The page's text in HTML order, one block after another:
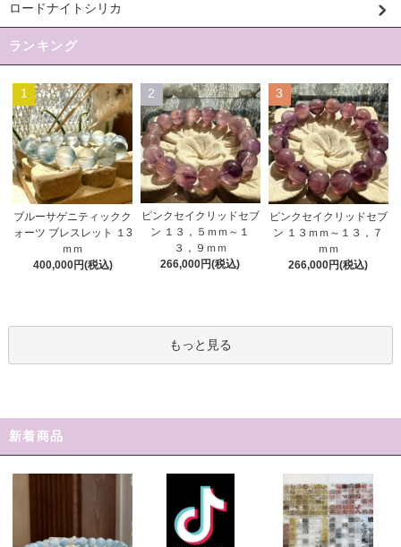
ロードナイトシリカ
ランキング
1
ブルーサゲニティックク
ォーツ ブレスレット １3
ｍｍ
400,000円(税込)
2
ピンクセイクリッドセブ
ン １３，５ｍｍ～１
３，９ｍｍ
266,000円(税込)
3
ピンクセイクリッドセブ
ン １３ｍｍ～１３，７
ｍｍ
266,000円(税込)
もっと見る
新着商品